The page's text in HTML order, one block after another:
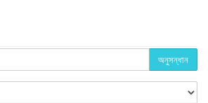
অনুসন্ধান